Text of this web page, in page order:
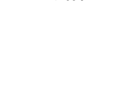
i radne odnose Bosansko-
Emir Oković, koji je počeo sa